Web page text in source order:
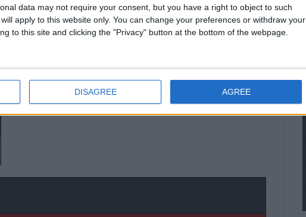
data may not require your consent, but you have a right to object to such
apply to this website only. You can change your preferences or withdraw your
to this site and clicking the "Privacy" button at the bottom of the webpage.
DISAGREE AGREE